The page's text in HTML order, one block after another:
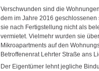
Verschwunden sind die
dem im Jahre 2016
sie nach Fertigstellung nicht als
vermietet. Vielmehr wurden sie
Mikroapartments auf den
Betroffenenrat Lehrter Straße ans
Der Eigentümer lehnt jegliche